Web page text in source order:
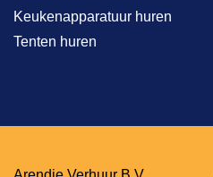
Keukenapparatuur huren
Tenten huren